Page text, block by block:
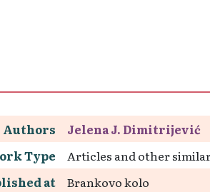
Authors
Jelena J. Dimitrijević
Type
Articles and other
at
Brankovo kolo